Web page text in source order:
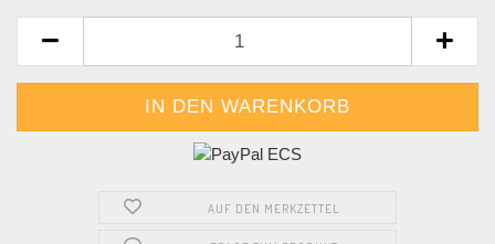
AUF DEN MERKZETTEL